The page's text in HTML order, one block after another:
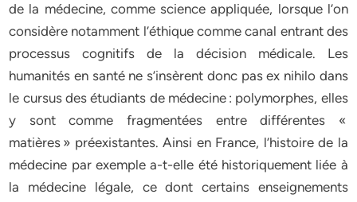
de la médecine, comme science appliquée, lorsque l’on
considère notamment l’éthique comme canal entrant des
processus cognitifs de la décision médicale. Les
humanités en santé ne s’insèrent donc pas ex nihilo dans
le cursus des étudiants de médecine : polymorphes, elles
y sont comme fragmentées entre différentes «
matières » préexistantes. Ainsi en France, l’histoire de la
médecine par exemple a-t-elle été historiquement liée à
la médecine légale, ce dont certains enseignements